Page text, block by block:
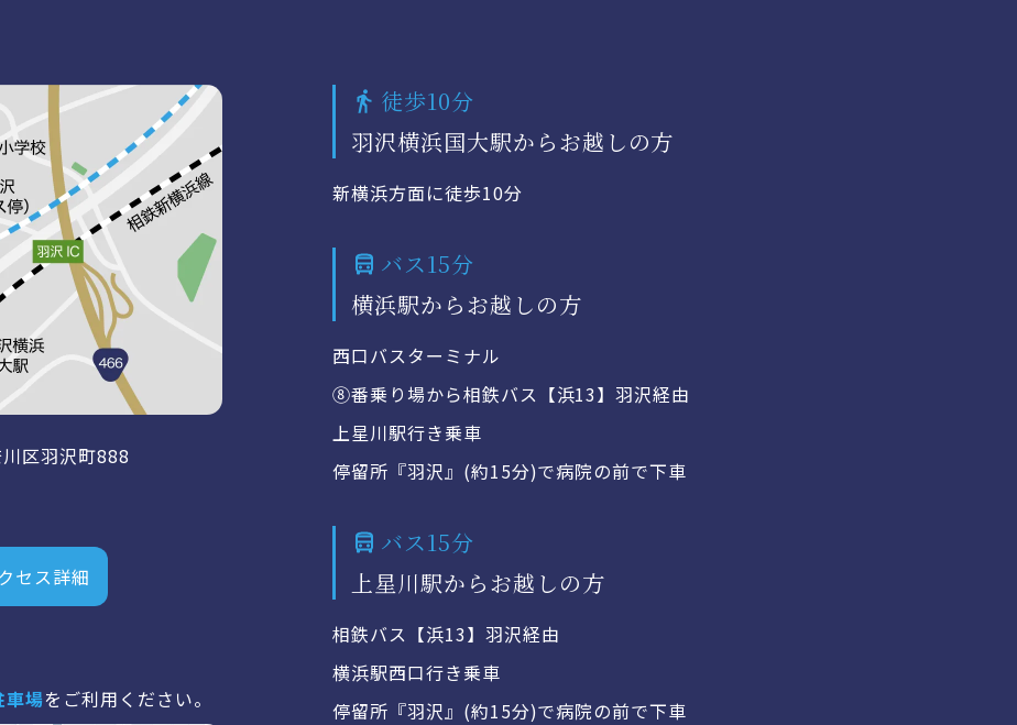
区羽沢町888
セス詳細
車場をご利用ください。
徒歩10分
羽沢横浜国大駅からお越しの方
新横浜方面に徒歩10分
バス15分
横浜駅からお越しの方
西口バスターミナル
⑧番乗り場から相鉄バス【浜13】羽沢経由
上星川駅行き乗車
停留所『羽沢』(約15分)で病院の前で下車
バス15分
上星川駅からお越しの方
相鉄バス【浜13】羽沢経由
横浜駅西口行き乗車
停留所『羽沢』(約15分)で病院の前で下車